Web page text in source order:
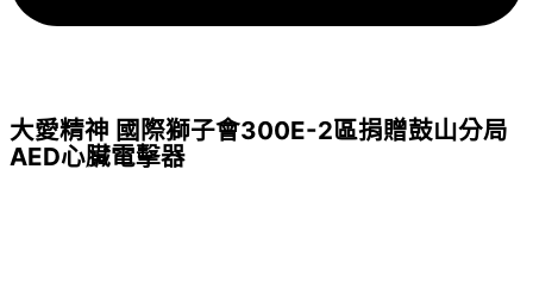
大愛精神 國際獅子會300E-2區捐贈鼓山分局
AED心臟電擊器